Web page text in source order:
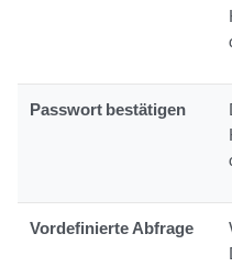
Passwort bestätigen
Vordefinierte Abfrage